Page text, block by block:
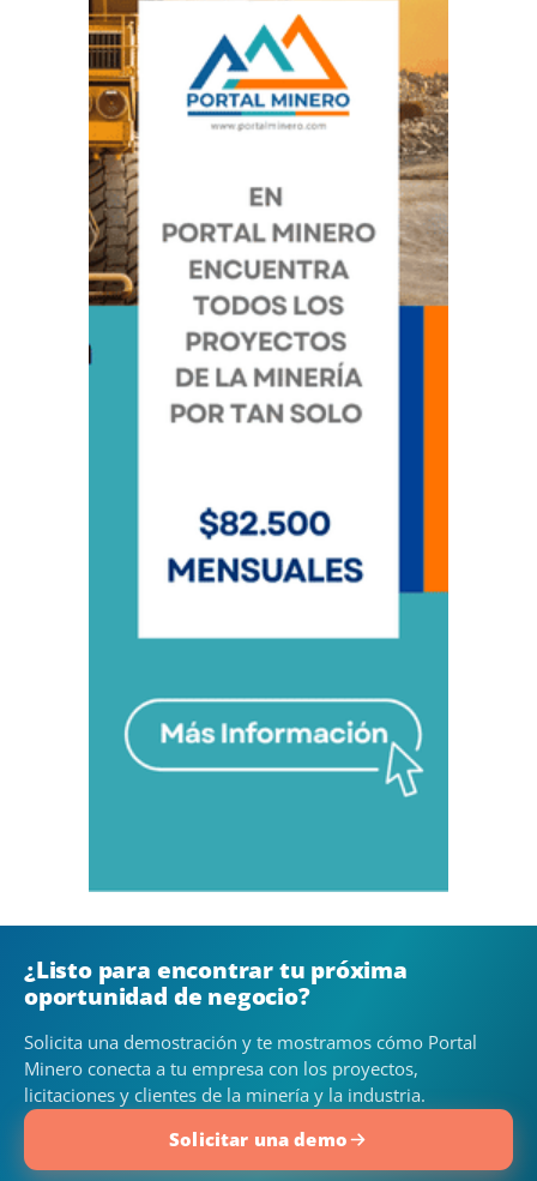
¿Listo para encontrar tu próxima
oportunidad de negocio?
Solicita una demostración y te mostramos cómo Portal
Minero conecta a tu empresa con los proyectos,
licitaciones y clientes de la minería y la industria.
Solicitar una demo